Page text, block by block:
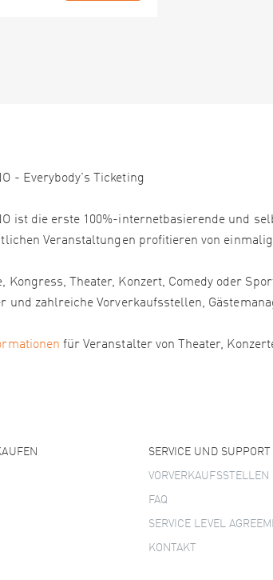
- Everybody's Ticketing
ist die erste 100%-internetbasierende und
Veranstaltungen profitieren von
Kongress, Theater, Konzert, Comedy oder
und zahlreiche Vorverkaufsstellen,
für Veranstalter von Theater,
SERVICE UND SUPPORT
VORVERKAUFSSTELLEN
FAQ
SERVICE LEVEL
KONTAKT